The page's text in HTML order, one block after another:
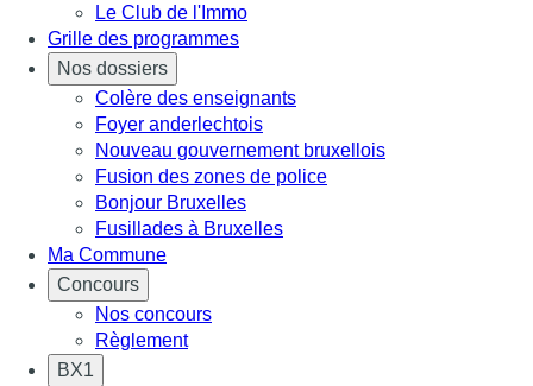
Le Club de l'Immo
Grille des programmes
Nos dossiers
Colère des enseignants
Foyer anderlechtois
Nouveau gouvernement bruxellois
Fusion des zones de police
Bonjour Bruxelles
Fusillades à Bruxelles
Ma Commune
Concours
Nos concours
Règlement
BX1